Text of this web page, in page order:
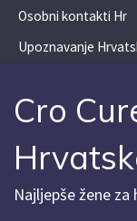
Skip
content
Osobni kontakti Hr
Upoznavanje
Cro
Najljepše žene